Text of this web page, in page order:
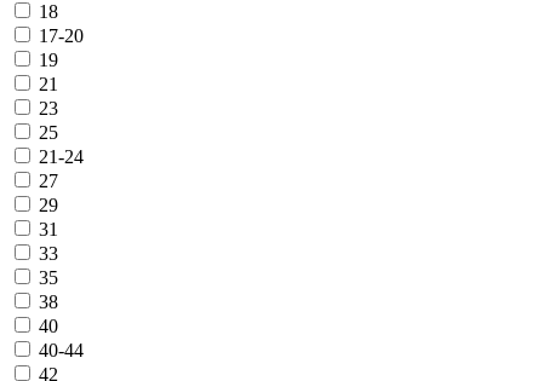
18
17-20
19
21
23
25
21-24
27
29
31
33
35
38
40
40-44
42